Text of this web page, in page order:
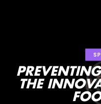
THE